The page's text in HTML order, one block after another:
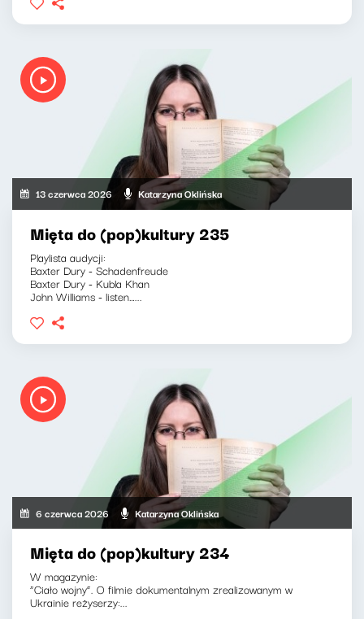
13 czerwca 2026 Katarzyna Oklińska
Mięta do (pop)kultury 235
Playlista audycji:
Baxter Dury - Schadenfreude
Baxter Dury - Kubla Khan
John Williams - listen…...
6 czerwca 2026 Katarzyna Oklińska
Mięta do (pop)kultury 234
W magazynie:
“Ciało wojny”. O filmie dokumentalnym zrealizowanym w
Ukrainie reżyserzy:...